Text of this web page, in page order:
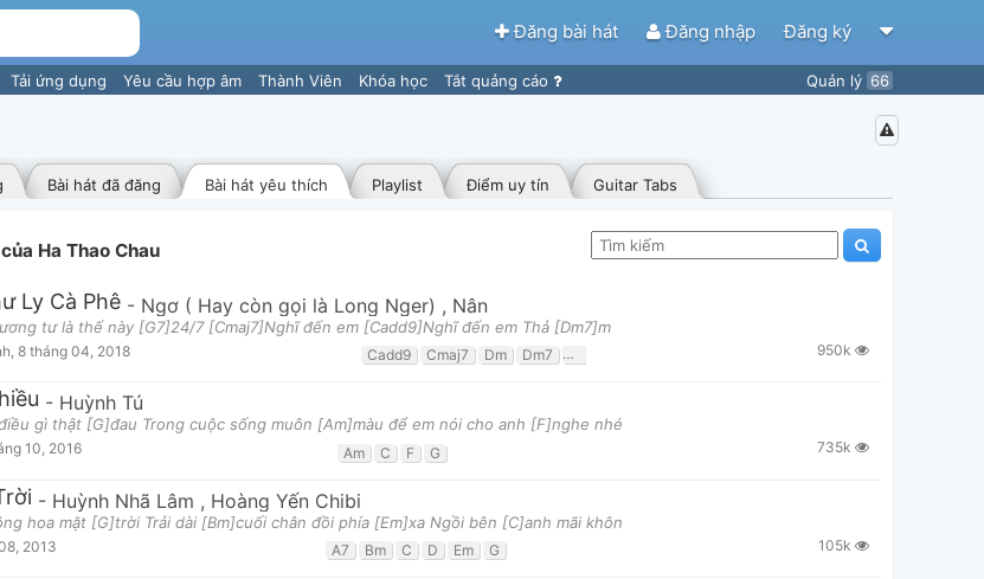
Đăng bài hát Đăng nhập Đăng ký
Tải ứng dụng Yêu cầu hợp âm Thành Viên Khóa học Tắt quảng cáo Quản lý 66
Guitar Tabs
Điểm uy tín
Playlist
Bài hát yêu thích
Bài hát đã đăng
Ha Thao Chau
Ly Cà Phê - Ngơ ( Hay còn gọi là Long Nger) , Nân
tư là thế này [G7]24/7 [Cmaj7]Nghĩ đến em [Cadd9]Nghĩ đến em Thả [Dm7]m
8 tháng 04, 2018 Cadd9 Cmaj7 Dm Dm7 G7 950k
- Huỳnh Tú
gì thật [G]đau Trong cuộc sống muôn [Am]màu để em nói cho anh [F]nghe nhé
10, 2016 Am C F G 735k
- Huỳnh Nhã Lâm , Hoàng Yến Chibi
hoa mặt [G]trời Trải dài [Bm]cuối chân đồi phía [Em]xa Ngồi bên [C]anh mãi khôn
2013 A7 Bm C D Em G 105k